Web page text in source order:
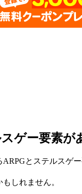
ゲー要素が
とステルスゲー
しれません。